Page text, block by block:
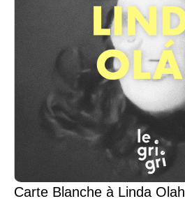
Carte Blanche à Linda Olah